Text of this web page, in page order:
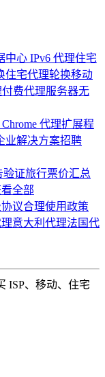
中心 IPv6 代理住宅
住宅代理轮换移动
付费代理服务器无
Chrome 代理扩展程
业解决方案招聘
验证旅行票价汇总
全部
议合理使用政策
意大利代理法国代
ISP、移动、住宅